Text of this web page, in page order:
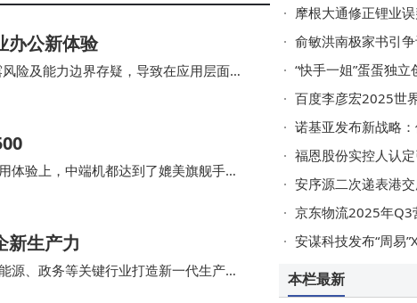
一天半。充电方案同时支持120W
决了游戏玩家的续航焦虑。
颜算法，自拍效果自然通透；后置
记录，均能呈现细腻画质与准确色
。
安全性方面表现突出。多功能NFC
顶配版本7699元的定价策略，
办公新体验
险及能力边界存疑，导致在应用层面止
入…
体验上，中端机都达到了媲美旗舰手机
验，打破了同价位机型…
新生产力
源、政务等关键行业打造新一代生产力
持120Hz高…
摩根大通修正锂业误判：储能需求
俞敏洪南极家书引争议：与其
“快手一姐”蛋蛋独立创业：头
百度李彦宏2025世界大会发声
诺基亚发布新战略：借AI浪潮重
福恩股份实控人认定引关注：女
安序源二次递表港交所，核心
京东物流2025年Q3营收净利双
安谋科技发布“周易”X3 NPU IP
本栏最新